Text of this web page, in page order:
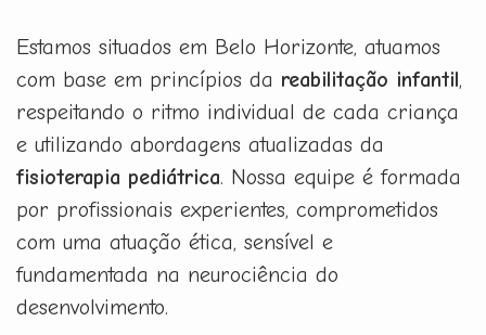
Estamos situados em Belo Horizonte, atuamos
com base em princípios da reabilitação infantil,
respeitando o ritmo individual de cada criança
e utilizando abordagens atualizadas da
fisioterapia pediátrica. Nossa equipe é formada
por profissionais experientes, comprometidos
com uma atuação ética, sensível e
fundamentada na neurociência do
desenvolvimento.